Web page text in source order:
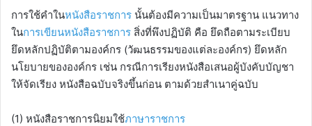
การใช้คำในหนังสือราชการ นั้นต้องมีความเป็นมาตรฐาน แนวทาง
ในการเขียนหนังสือราชการ สิ่งที่พึงปฏิบัติ คือ ยึดถือตามระเบียบ
ยึดหลักปฏิบัติตามองค์กร (วัฒนธรรมของแต่ละองค์กร) ยึดหลัก
นโยบายขององค์กร เช่น กรณีการเรียงหนังสือเสนอผู้บังคับบัญชา
ให้จัดเรียง หนังสือฉบับจริงขึ้นก่อน ตามด้วยสำเนาคู่ฉบับ
(1) หนังสือราชการนิยมใช้ภาษาราชการ